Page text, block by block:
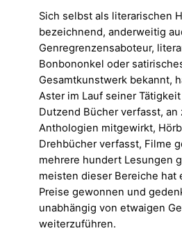
Sich selbst als literarischen
bezeichnend, anderweitig
Genregrenzensaboteur,
Bonbononkel oder
Gesamtkunstwerk bekannt,
Aster im Lauf seiner
Dutzend Bücher verfasst, an
Anthologien mitgewirkt,
Drehbücher verfasst, Filme
mehrere hundert Lesungen
meisten dieser Bereiche hat
Preise gewonnen und
unabhängig von etwaigen
weiterzuführen.